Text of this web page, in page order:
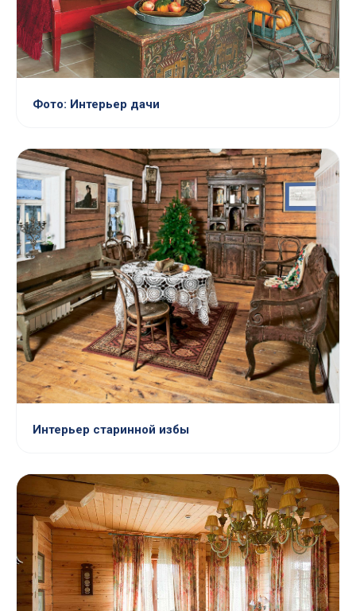
Фото: Интерьер дачи
Интерьер старинной избы